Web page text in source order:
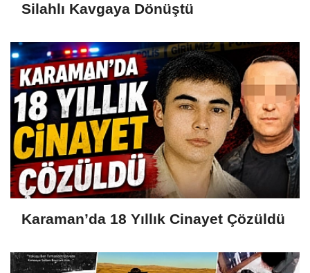
Silahlı Kavgaya Dönüştü
Karaman’da 18 Yıllık Cinayet Çözüldü